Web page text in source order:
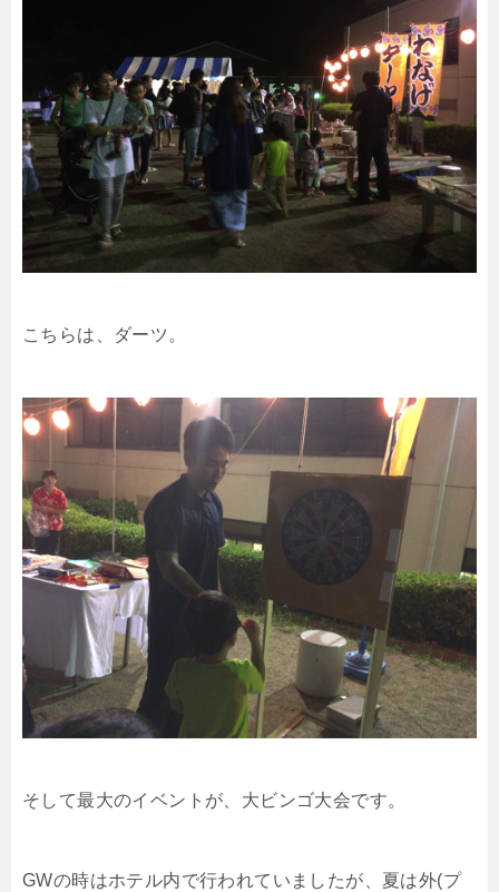
こちらは、ダーツ。
そして最大のイベントが、大ビンゴ大会です。
GWの時はホテル内で行われていましたが、夏は外(プ